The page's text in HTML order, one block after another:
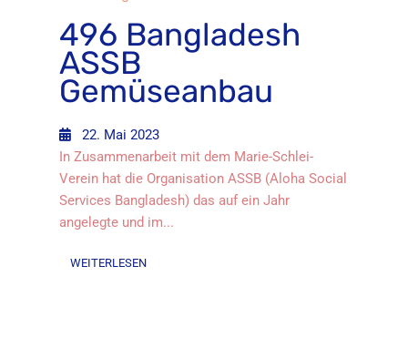
496 Bangladesh
ASSB
Gemüseanbau
22. Mai 2023
In Zusammenarbeit mit dem Marie-Schlei-
Verein hat die Organisation ASSB (Aloha Social
Services Bangladesh) das auf ein Jahr
angelegte und im...
WEITERLESEN